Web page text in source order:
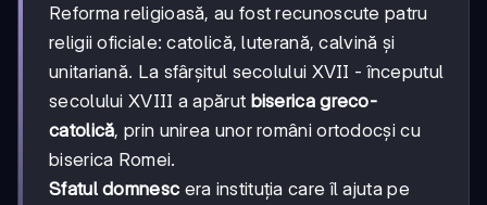
Reforma religioasă, au fost recunoscute patru
religii oficiale: catolică, luterană, calvină și
unitariană. La sfârșitul secolului XVII - începutul
secolului XVIII a apărut biserica greco-
catolică, prin unirea unor români ortodocși cu
biserica Romei.
Sfatul domnesc era instituția care îl ajuta pe